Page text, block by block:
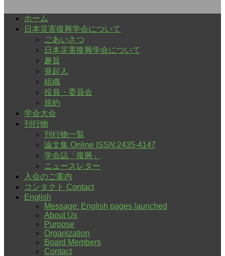
ホーム
日本災害復興学会について
ごあいさつ
日本災害復興学会について
趣旨
発起人
組織
役員・委員会
規約
学会大会
刊行物
刊行物一覧
論文集 Online ISSN:2435-4147
学会誌「復興」
ニュースレター
入会のご案内
コンタクト Contact
English
Message: English pages launched
About Us
Purpose
Organization
Board Members
Contact